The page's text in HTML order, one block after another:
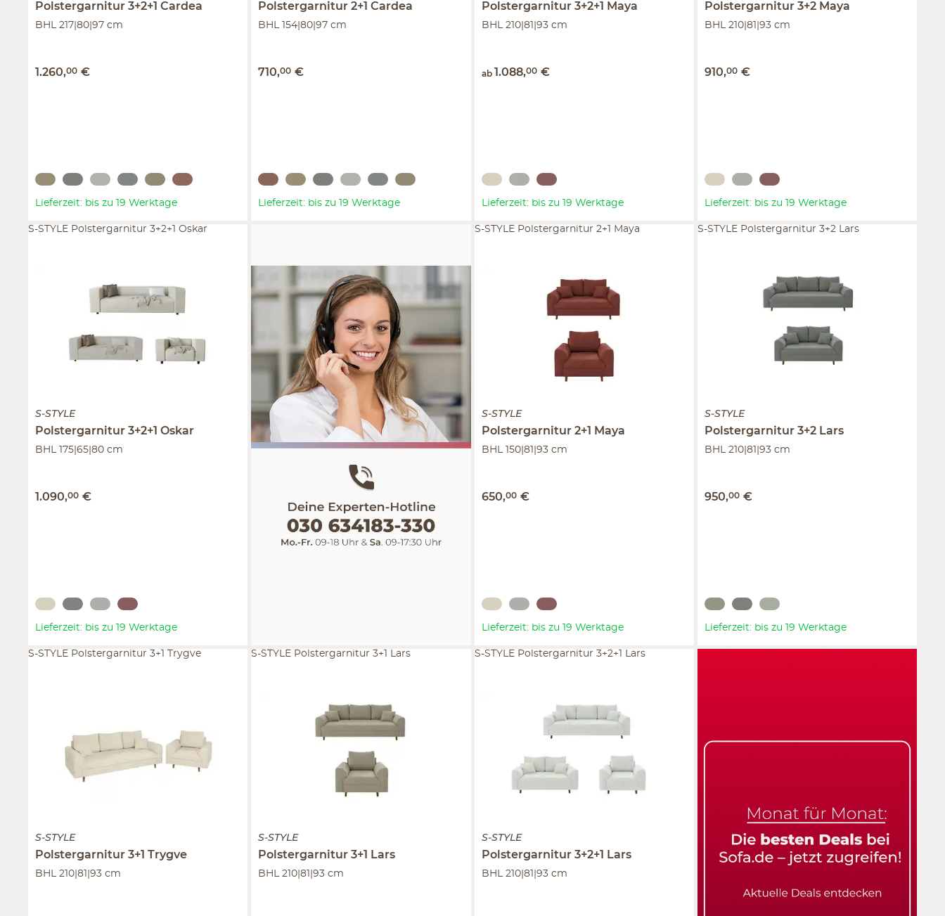
Polstergarnitur 3+2+1Cardea
BHL 217|80|97 cm
1.260,00 €
Lieferzeit: bis zu 19 Werktage
Polstergarnitur 2+1Cardea
BHL 154|80|97 cm
710,00 €
Lieferzeit: bis zu 19 Werktage
Polstergarnitur 3+2+1 Maya
BHL 210|81|93 cm
ab 1.088,00 €
Lieferzeit: bis zu 19 Werktage
Polstergarnitur 3+2 Maya
BHL 210|81|93 cm
910,00 €
Lieferzeit: bis zu 19 Werktage
S-STYLE
Polstergarnitur 3+2+1Oskar
BHL 175|65|80 cm
1.090,00 €
S-STYLE Polstergarnitur 3+2+1 Oskar
Lieferzeit: bis zu 19 Werktage
S-STYLE
Polstergarnitur 2+1 Maya
BHL 150|81|93 cm
650,00 €
S-STYLE Polstergarnitur 2+1 Maya
Lieferzeit: bis zu 19 Werktage
S-STYLE
Polstergarnitur 3+2 Lars
BHL 210|81|93 cm
950,00 €
S-STYLE Polstergarnitur 3+2 Lars
Lieferzeit: bis zu 19 Werktage
S-STYLE
Polstergarnitur 3+1Trygve
BHL 210|81|93 cm
S-STYLE Polstergarnitur 3+1 Trygve
S-STYLE
Polstergarnitur 3+1 Lars
BHL 210|81|93 cm
S-STYLE Polstergarnitur 3+1 Lars
S-STYLE
Polstergarnitur 3+2+1 Lars
BHL 210|81|93 cm
S-STYLE Polstergarnitur 3+2+1 Lars